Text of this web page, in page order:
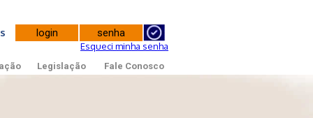
Esqueci minha senha
Legislação Fale Conosco